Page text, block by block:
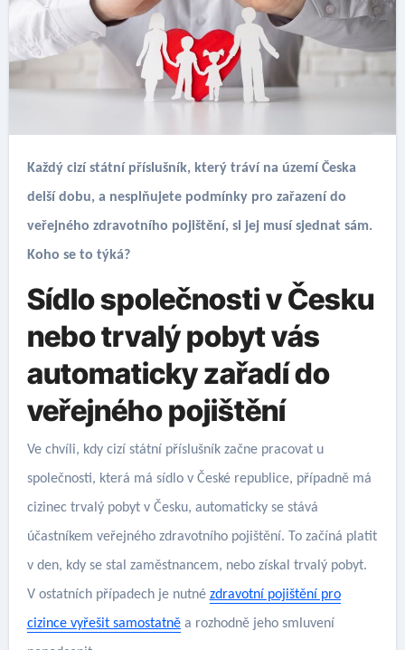
Každý cizí státní příslušník, který tráví na území Česka
delší dobu, a nesplňujete podmínky pro zařazení do
veřejného zdravotního pojištění, si jej musí sjednat sám.
Koho se to týká?
Sídlo společnosti v Česku
nebo trvalý pobyt vás
automaticky zařadí do
veřejného pojištění
Ve chvíli, kdy cizí státní příslušník začne pracovat u
společnosti, která má sídlo v České republice, případně má
cizinec trvalý pobyt v Česku, automaticky se stává
účastníkem veřejného zdravotního pojištění. To začíná platit
v den, kdy se stal zaměstnancem, nebo získal trvalý pobyt.
V ostatních případech je nutné zdravotní pojištění pro
cizince vyřešit samostatněa rozhodně jeho smluvení